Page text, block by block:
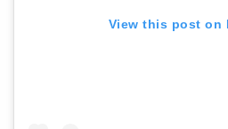
View this post on